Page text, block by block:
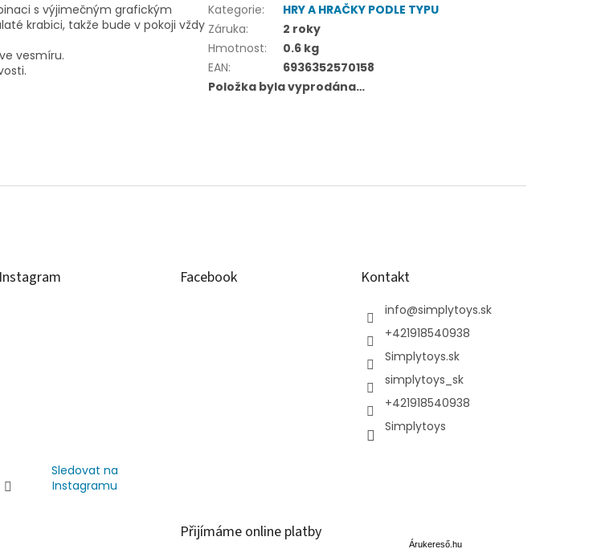
s výjimečným grafickým
krabici, takže bude v pokoji vždy
vesmíru.
Kategorie:
HRY A HRAČKY PODLE TYPU
Záruka:
2 roky
Hmotnost:
0.6 kg
EAN:
6936352570158
Položka byla vyprodána…
Instagram
Sledovat na
Instagramu
Facebook Kontakt
info@simplytoys.sk
+421918540938
Simplytoys.sk
simplytoys_sk
+421918540938
Simplytoys
Přijímáme online platby
Árukereső.hu